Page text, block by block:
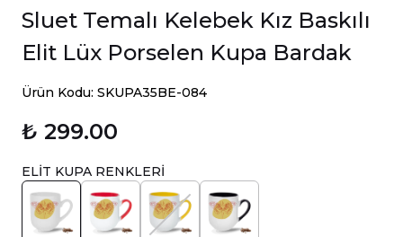
Sluet Temalı Kelebek Kız Baskılı
Elit Lüx Porselen Kupa Bardak
Ürün Kodu: SKUPA35BE-084
₺ 299.00
ELİT KUPA RENKLERİ